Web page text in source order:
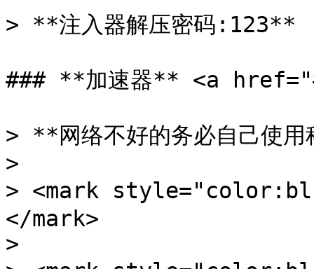
> **注入器解压密码:123**
### **加速器** <a
> **网络不好的务必自己使
>
> <mark
</mark>
>